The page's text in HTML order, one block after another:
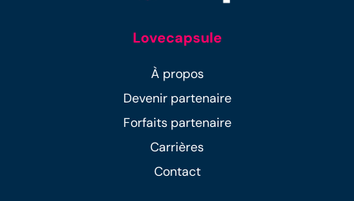
Lovecapsule
À propos
Devenir partenaire
Forfaits partenaire
Carrières
Contact